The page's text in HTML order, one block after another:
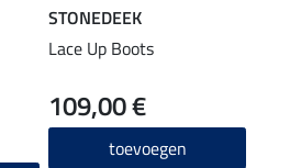
STONEDEEK
Lace Up Boots
109,00 €
toevoegen